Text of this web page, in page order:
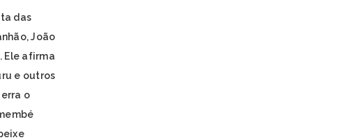
das
João
Ele afirma
e outros
o